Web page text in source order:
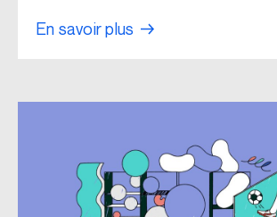
En savoir plus